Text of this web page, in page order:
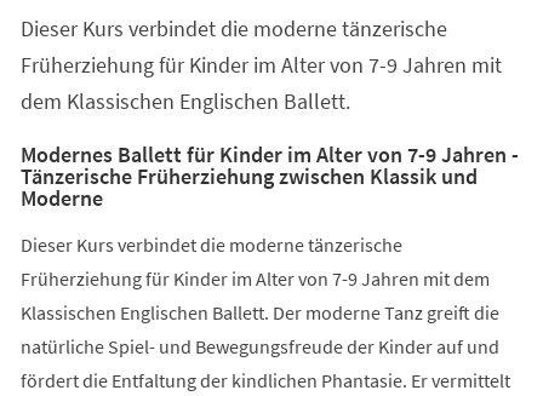
Dieser Kurs verbindet die moderne tänzerische
Früherziehung für Kinder im Alter von 7-9 Jahren mit
dem Klassischen Englischen Ballett.
Modernes Ballett für Kinder im Alter von 7-9 Jahren -
Tänzerische Früherziehung zwischen Klassik und
Moderne
Dieser Kurs verbindet die moderne tänzerische
Früherziehung für Kinder im Alter von 7-9 Jahren mit dem
Klassischen Englischen Ballett. Der moderne Tanz greift die
natürliche Spiel- und Bewegungsfreude der Kinder auf und
fördert die Entfaltung der kindlichen Phantasie. Er vermittelt